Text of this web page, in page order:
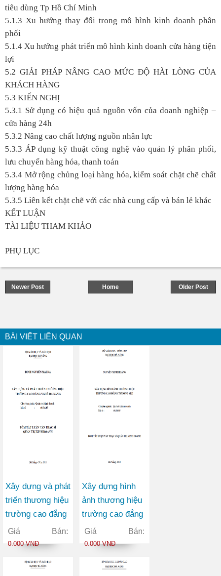
tiêu dùng Tp Hồ Chí Minh
5.1.3 Xu hướng thay đổi trong mô hình kinh doanh phân
phối
5.1.4 Xu hướng phát triển mô hình kinh doanh cửa hàng tiện
lợi
5.2 GIẢI PHÁP NÂNG CAO MỨC ĐỘ HÀI LÒNG CỦA
KHÁCH HÀNG
5.3 KIẾN NGHỊ
5.3.1 Sử dụng có hiệu quả nguồn vốn của doanh nghiệp –
cửa hàng 24h
5.3.2 Nâng cao chất lượng nguồn nhân lực
5.3.3 ÁP dụng kỹ thuật công nghệ vào quản lý phân phối,
lưu chuyển hàng hóa, thanh toán
5.3.4 Mở rộng chủng loại hàng hóa, kiểm soát chặt chẽ chất
lượng hàng hóa
5.3.5 Liên kết chặt chẽ với các nhà cung cấp và bán lẻ khác
KẾT LUẬN
TÀI LIỆU THAM KHẢO
PHỤ LỤC
Newer Post Older Post
Home
BÀI VIẾT LIÊN QUAN
Xây dựng và phát
triển thương hiệu
trường cao đẳng
nghề Đà Nẵng
Giá Bán:
0.000 VNĐ
Xây dựng hình
ảnh thương hiệu
trường cao đẳng
thương mại
Giá Bán:
0.000 VNĐ